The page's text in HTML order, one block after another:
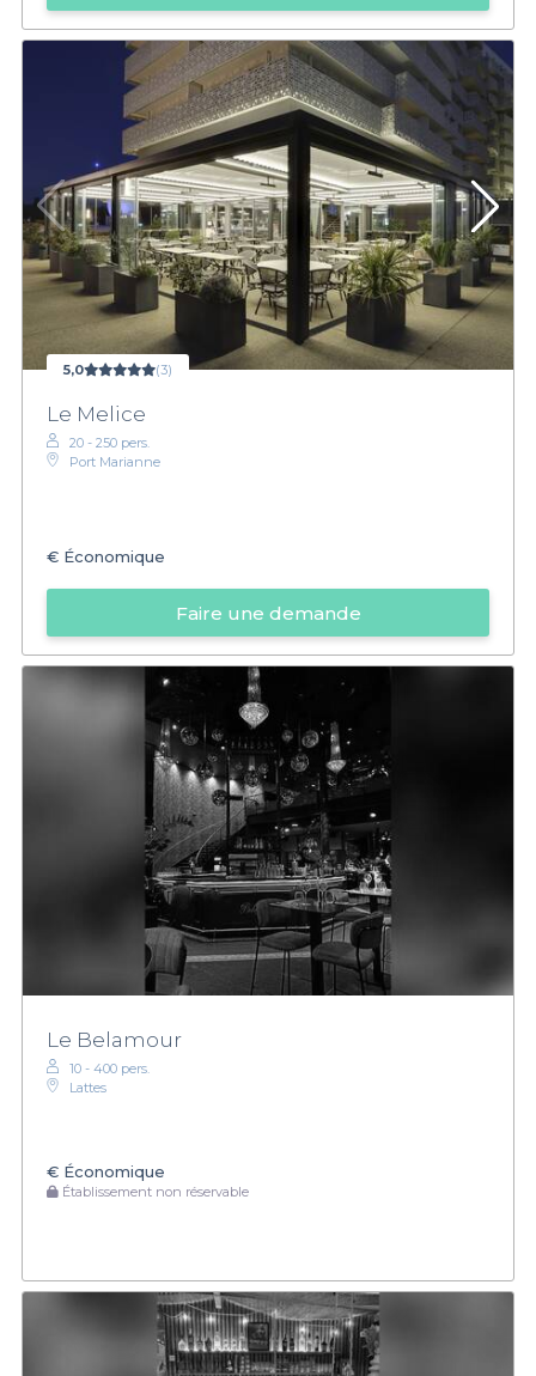
5,0 (3)
Le Melice
20 - 250 pers.
Port Marianne
€ Économique
Faire une demande
Le Belamour
10 - 400 pers.
Lattes
€ Économique
Établissement non réservable